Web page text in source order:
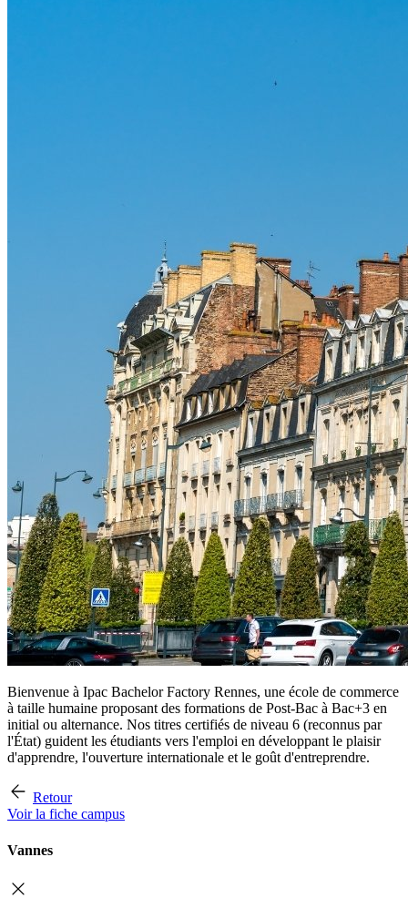
Bienvenue à Ipac Bachelor Factory Rennes, une école de commerce
à taille humaine proposant des formations de Post-Bac à Bac+3 en
initial ou alternance. Nos titres certifiés de niveau 6 (reconnus par
l'État) guident les étudiants vers l'emploi en développant le plaisir
d'apprendre, l'ouverture internationale et le goût d'entreprendre.
Retour
Voir la fiche campus
Vannes